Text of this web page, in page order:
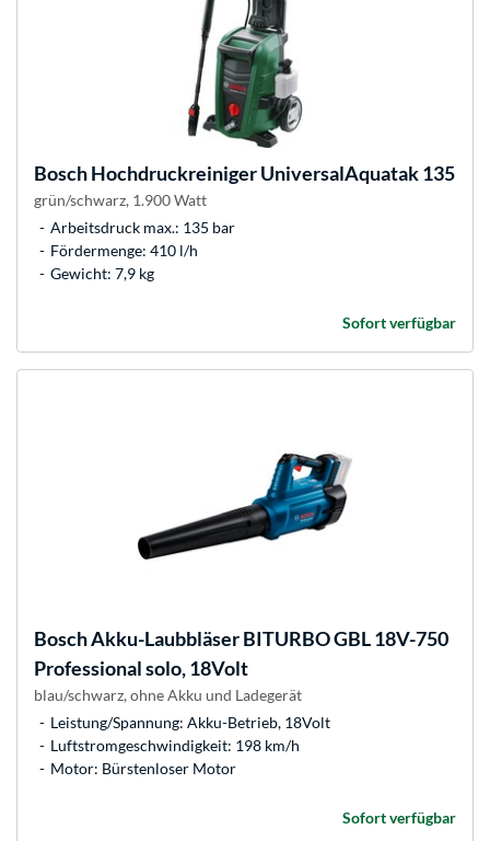
BoschHochdruckreiniger UniversalAquatak 135
grün/schwarz, 1.900 Watt
Arbeitsdruck max.: 135 bar
Fördermenge: 410 l/h
Gewicht: 7,9 kg
Sofort verfügbar
BoschAkku-Laubbläser BITURBO GBL 18V-750
Professional solo, 18Volt
blau/schwarz, ohne Akku und Ladegerät
Leistung/Spannung: Akku-Betrieb, 18Volt
Luftstromgeschwindigkeit: 198 km/h
Motor: Bürstenloser Motor
Sofort verfügbar